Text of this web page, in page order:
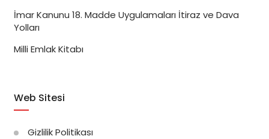
İmar Kanunu 18. Madde Uygulamaları İtiraz ve Dava
Yolları
Milli Emlak Kitabı
Web Sitesi
Gizlilik Politikası